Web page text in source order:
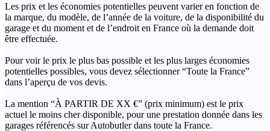
Les prix et les économies potentielles peuvent varier en fonction de
la marque, du modèle, de l’année de la voiture, de la disponibilité du
garage et du moment et de l’endroit en France où la demande doit
être effectuée.
Pour voir le prix le plus bas possible et les plus larges économies
potentielles possibles, vous devez sélectionner “Toute la France”
dans l’aperçu de vos devis.
La mention “À PARTIR DE XX €” (prix minimum) est le prix
actuel le moins cher disponible, pour une prestation donnée dans les
garages référencés sur Autobutler dans toute la France.